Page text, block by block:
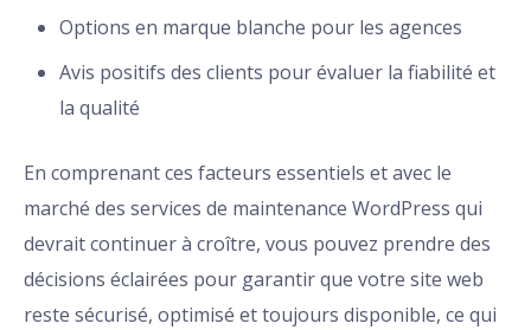
Options en marque blanche pour les agences
Avis positifs des clients pour évaluer la fiabilité et
la qualité
En comprenant ces facteurs essentiels et avec le
marché des services de maintenance WordPress qui
devrait continuer à croître, vous pouvez prendre des
décisions éclairées pour garantir que votre site web
reste sécurisé, optimisé et toujours disponible, ce qui